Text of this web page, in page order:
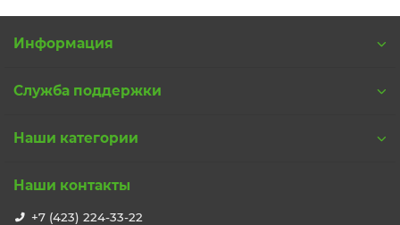
Информация
Служба поддержки
Наши категории
Наши контакты
+7 (423) 224-33-22